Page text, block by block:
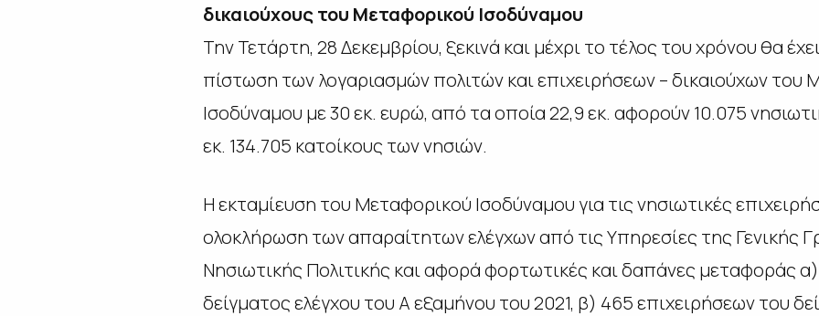
δικαιούχους του Μεταφορικού Ισοδύναμου
Την Τετάρτη, 28 Δεκεμβρίου, ξεκινά και μέχρι το τέλος του χρόνου θα
πίστωση των λογαριασμών πολιτών και επιχειρήσεων – δικαιούχων του
Ισοδύναμου με 30 εκ. ευρώ, από τα οποία 22,9 εκ. αφορούν 10.075
εκ. 134.705 κατοίκους των νησιών.
Η εκταμίευση του Μεταφορικού Ισοδύναμου για τις νησιωτικές
ολοκλήρωση των απαραίτητων ελέγχων από τις Υπηρεσίες της Γενικής
Νησιωτικής Πολιτικής και αφορά φορτωτικές και δαπάνες μεταφοράς
δείγματος ελέγχου του Α εξαμήνου του 2021, β) 465 επιχειρήσεων του